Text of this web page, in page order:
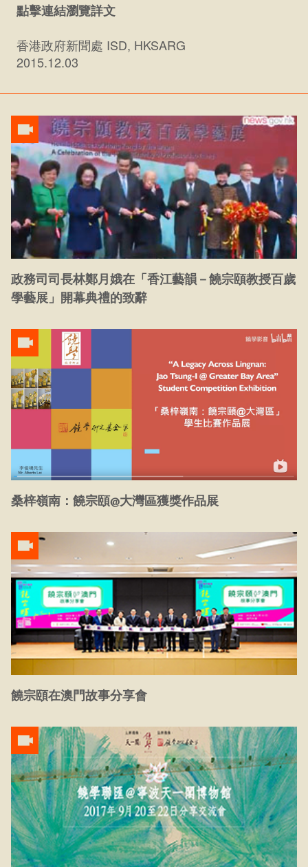
點擊連結瀏覽詳文
香港政府新聞處 ISD, HKSARG
2015.12.03
政務司司長林鄭月娥在「香江藝韻－饒宗頤教授百歲
學藝展」開幕典禮的致辭
桑梓嶺南：饒宗頤@大灣區獲獎作品展
饒宗頤在澳門故事分享會